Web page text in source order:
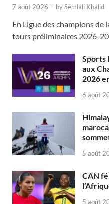
7 août 2026 - bySemlali Khalid
En Ligue des champions de
tours préliminaires 2026-
Sports
aux
2026
6 août
5 août
CAN
5 août